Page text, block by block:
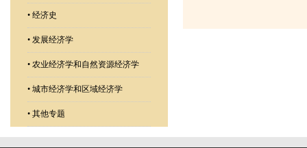
• 经济史
• 发展经济学
• 农业经济学和自然资源经济学
• 城市经济学和区域经济学
• 其他专题